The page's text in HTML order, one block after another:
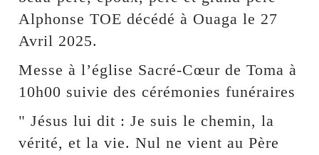
Alphonse TOE décédé à Ouaga le 27
Avril 2025.
Messe à l’église Sacré-Cœur de Toma à
10h00 suivie des cérémonies funéraires
" Jésus lui dit : Je suis le chemin, la
vérité, et la vie. Nul ne vient au Père